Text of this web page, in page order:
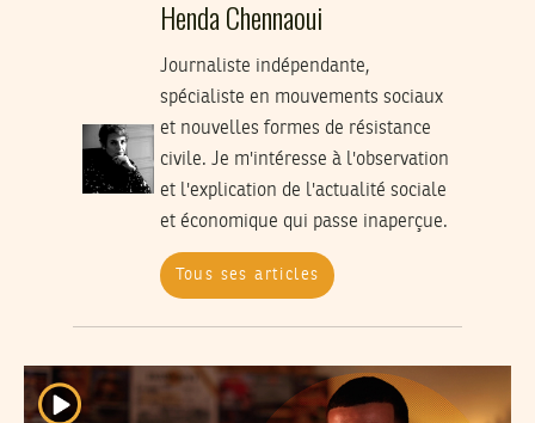
Henda Chennaoui
Journaliste indépendante,
spécialiste en mouvements sociaux
et nouvelles formes de résistance
civile. Je m'intéresse à l'observation
et l'explication de l'actualité sociale
et économique qui passe inaperçue.
Tous ses articles